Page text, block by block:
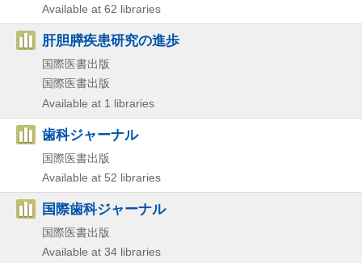
Available at 62 libraries
肝胆膵疾患研究の進歩
国際医書出版
国際医書出版
Available at 1 libraries
歯科ジャーナル
国際医書出版
Available at 52 libraries
国際歯科ジャーナル
国際医書出版
Available at 34 libraries